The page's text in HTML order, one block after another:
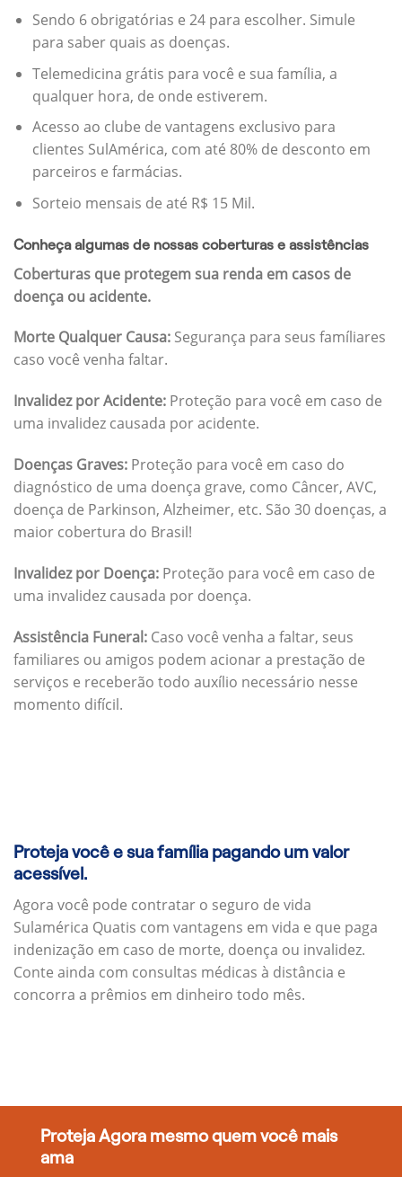
Sendo 6 obrigatórias e 24 para escolher. Simule
para saber quais as doenças.
Telemedicina grátis para você e sua família, a
qualquer hora, de onde estiverem.
Acesso ao clube de vantagens exclusivo para
clientes SulAmérica, com até 80% de desconto em
parceiros e farmácias.
Sorteio mensais de até R$ 15 Mil.
Conheça algumas de nossas coberturas e assistências
Coberturas que protegem sua renda em casos de
doença ou acidente.
Morte Qualquer Causa: Segurança para seus famíliares
caso você venha faltar.
Invalidez por Acidente: Proteção para você em caso de
uma invalidez causada por acidente.
Doenças Graves: Proteção para você em caso do
diagnóstico de uma doença grave, como Câncer, AVC,
doença de Parkinson, Alzheimer, etc. São 30 doenças, a
maior cobertura do Brasil!
Invalidez por Doença: Proteção para você em caso de
uma invalidez causada por doença.
Assistência Funeral: Caso você venha a faltar, seus
familiares ou amigos podem acionar a prestação de
serviços e receberão todo auxílio necessário nesse
momento difícil.
Proteja você e sua família pagando um valor
acessível.
Agora você pode contratar o seguro de vida
Sulamérica Quatis com vantagens em vida e que paga
indenização em caso de morte, doença ou invalidez.
Conte ainda com consultas médicas à distância e
concorra a prêmios em dinheiro todo mês.
Proteja Agora mesmo quem você mais
ama